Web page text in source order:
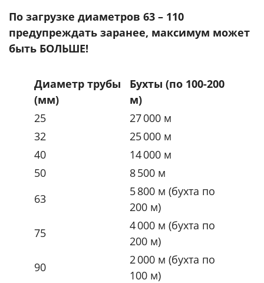
По загрузке диаметров 63 – 110
предупреждать заранее, максимум может
быть БОЛЬШЕ!
Диаметр трубы
(мм)
Бухты (по 100-200
м)
25
27 000 м
32
25 000 м
40
14 000 м
50
8 500 м
63
5 800 м (бухта по
200 м)
75
4 000 м (бухта по
200 м)
90
2 000 м (бухта по
100 м)